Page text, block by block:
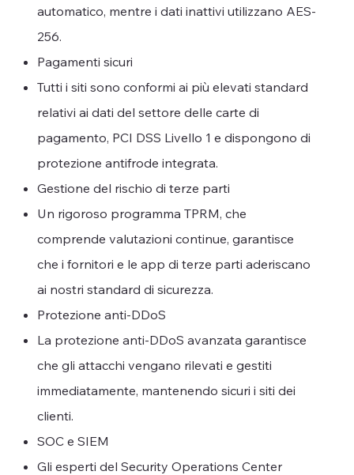
automatico, mentre i dati inattivi utilizzano AES-
256.
Pagamenti sicuri
Tutti i siti sono conformi ai più elevati standard
relativi ai dati del settore delle carte di
pagamento, PCI DSS Livello 1 e dispongono di
protezione antifrode integrata.
Gestione del rischio di terze parti
Un rigoroso programma TPRM, che
comprende valutazioni continue, garantisce
che i fornitori e le app di terze parti aderiscano
ai nostri standard di sicurezza.
Protezione anti-DDoS
La protezione anti-DDoS avanzata garantisce
che gli attacchi vengano rilevati e gestiti
immediatamente, mantenendo sicuri i siti dei
clienti.
SOC e SIEM
Gli esperti del Security Operations Center